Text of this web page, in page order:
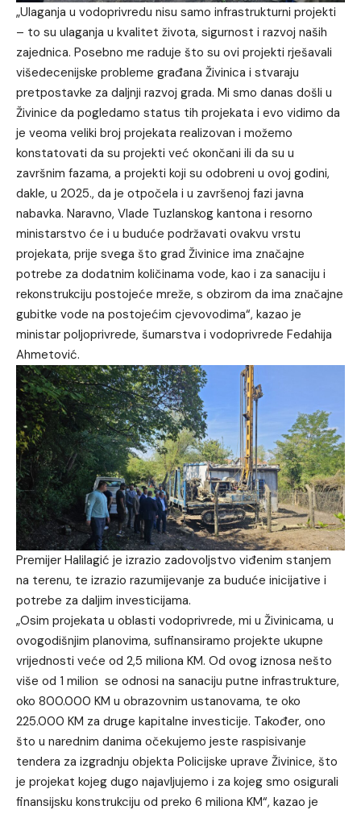
„Ulaganja u vodoprivredu nisu samo infrastrukturni projekti
– to su ulaganja u kvalitet života, sigurnost i razvoj naših
zajednica. Posebno me raduje što su ovi projekti rješavali
višedecenijske probleme građana Živinica i stvaraju
pretpostavke za daljnji razvoj grada. Mi smo danas došli u
Živinice da pogledamo status tih projekata i evo vidimo da
je veoma veliki broj projekata realizovan i možemo
konstatovati da su projekti već okončani ili da su u
završnim fazama, a projekti koji su odobreni u ovoj godini,
dakle, u 2025., da je otpočela i u završenoj fazi javna
nabavka. Naravno, Vlade Tuzlanskog kantona i resorno
ministarstvo će i u buduće podržavati ovakvu vrstu
projekata, prije svega što grad Živinice ima značajne
potrebe za dodatnim količinama vode, kao i za sanaciju i
rekonstrukciju postojeće mreže, s obzirom da ima značajne
gubitke vode na postojećim cjevovodima“, kazao je
ministar poljoprivrede, šumarstva i vodoprivrede Fedahija
Ahmetović.
Premijer Halilagić je izrazio zadovoljstvo viđenim stanjem
na terenu, te izrazio razumijevanje za buduće inicijative i
potrebe za daljim investicijama.
„Osim projekata u oblasti vodoprivrede, mi u Živinicama, u
ovogodišnjim planovima, sufinansiramo projekte ukupne
vrijednosti veće od 2,5 miliona KM. Od ovog iznosa nešto
više od 1 milion se odnosi na sanaciju putne infrastrukture,
oko 800.000 KM u obrazovnim ustanovama, te oko
225.000 KM za druge kapitalne investicije. Također, ono
što u narednim danima očekujemo jeste raspisivanje
tendera za izgradnju objekta Policijske uprave Živinice, što
je projekat kojeg dugo najavljujemo i za kojeg smo osigurali
finansijsku konstrukciju od preko 6 miliona KM“, kazao je